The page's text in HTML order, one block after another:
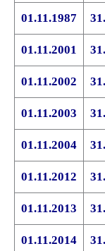
01.11.1987
01.11.2001
01.11.2002
01.11.2003
01.11.2004
01.11.2012
01.11.2013
01.11.2014